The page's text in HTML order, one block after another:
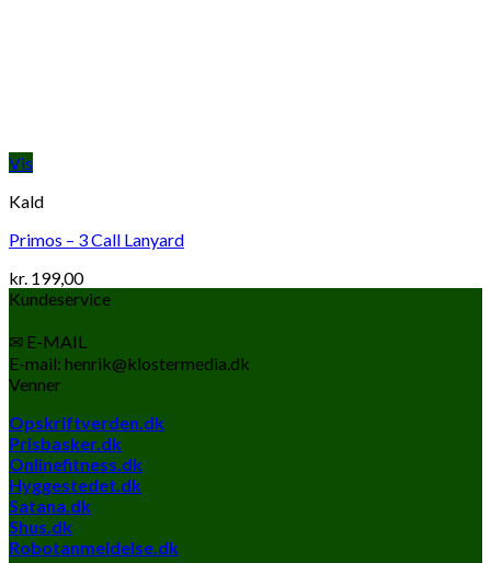
Vis
Kald
Primos – 3 Call Lanyard
kr. 199,00
Kundeservice
✉ E-MAIL
E-mail: henrik@klostermedia.dk
Venner
Opskriftverden.dk
Prisbasker.dk
Onlinefitness.dk
Hyggestedet.dk
Satana.dk
Shus.dk
Robotanmeldelse.dk